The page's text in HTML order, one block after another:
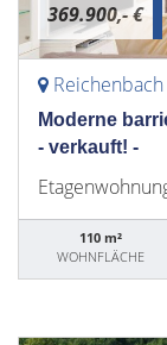
369.900,- €
Moderne
- verkauft! -
110 m²
WOHNFLÄCHE